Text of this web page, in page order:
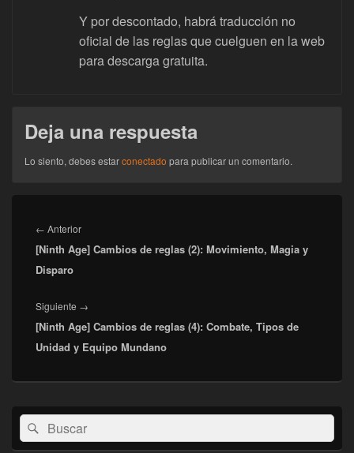
Y por descontado, habrá traducción no
oficial de las reglas que cuelguen en la web
para descarga gratuita.
Deja una respuesta
Lo siento, debes estarconectado para publicar un comentario.
de
entradas
← AnteriorEntrada
anterior:
[Ninth Age] Cambios de reglas (2): Movimiento, Magia y
Disparo
Siguiente →
siguiente:
[Ninth Age] Cambios de reglas (4): Combate, Tipos de
Unidad y Equipo Mundano
El
área
de
Buscar
por:
Buscar